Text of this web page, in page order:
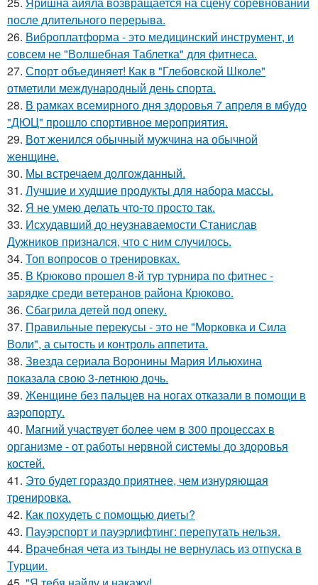
после длительного перерыва.
26. Виброплатформа - это медицинский инструмент, и
совсем не "Волшебная Таблетка" для фитнеса.
27. Спорт объединяет! Как в "Глебовской Школе"
отметили международный день спорта.
28. В рамках всемирного дня здоровья 7 апреля в мбудо
"ДЮЦ" прошло спортивное мероприятия.
29. Вот женился обычный мужчина на обычной
женщине.
30. Мы встречаем долгожданный.
31. Лучшие и худшие продукты для набора массы.
32. Я не умею делать что-то просто так.
33. Исхудавший до неузнаваемости Станислав
Дужников признался, что с ним случилось.
34. Топ вопросов о тренировках.
35. В Крюково прошел 8-й тур турнира по фитнес -
зарядке среди ветеранов района Крюково.
36. Сбагрила детей под опеку.
37. Правильные перекусы - это не "Морковка и Сила
Воли", а сытость и контроль аппетита.
38. Звезда сериала Воронины Мария Ильюхина
показала свою 3-летнюю дочь.
39. Женщине без пальцев на ногах отказали в помощи в
аэропорту.
40. Магний участвует более чем в 300 процессах в
организме - от работы нервной системы до здоровья
костей.
41. Это будет гораздо приятнее, чем изнуряющая
тренировка.
42. Как похудеть с помощью диеты?
43. Пауэрспорт и пауэрлифтинг: перепутать нельзя.
44. Врачебная чета из тынды не вернулась из отпуска в
Турции.